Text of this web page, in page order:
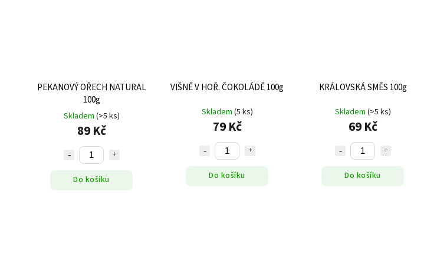
PEKANOVÝ OŘECH NATURAL
100g
Skladem (>5 ks)
89 Kč
Do košíku
VIŠNĚ V HOŘ. ČOKOLÁDĚ 100g
Skladem (5 ks)
79 Kč
Do košíku
KRÁLOVSKÁ SMĚS 100g
Skladem (>5 ks)
69 Kč
Do košíku